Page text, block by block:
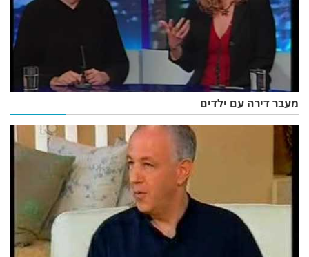
מעבר דירה עם ילדים